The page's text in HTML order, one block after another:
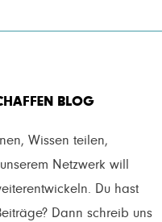
BLOG
Wissen teilen,
Netzwerk will
Du hast
Dann schreib uns